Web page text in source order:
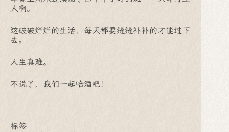
人啊。
这破破烂烂的生活，每天都要缝缝补补的才能过下
去。
人生真难。
不说了，我们一起哈酒吧！
标签